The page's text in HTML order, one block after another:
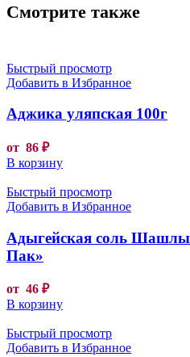
Смотрите также
Быстрый просмотр
Добавить в Избранное
Аджика уляпская 100г
от 86 ₽
В корзину
Быстрый просмотр
Добавить в Избранное
Адыгейская соль
Пак»
от 46 ₽
В корзину
Быстрый просмотр
Добавить в Избранное